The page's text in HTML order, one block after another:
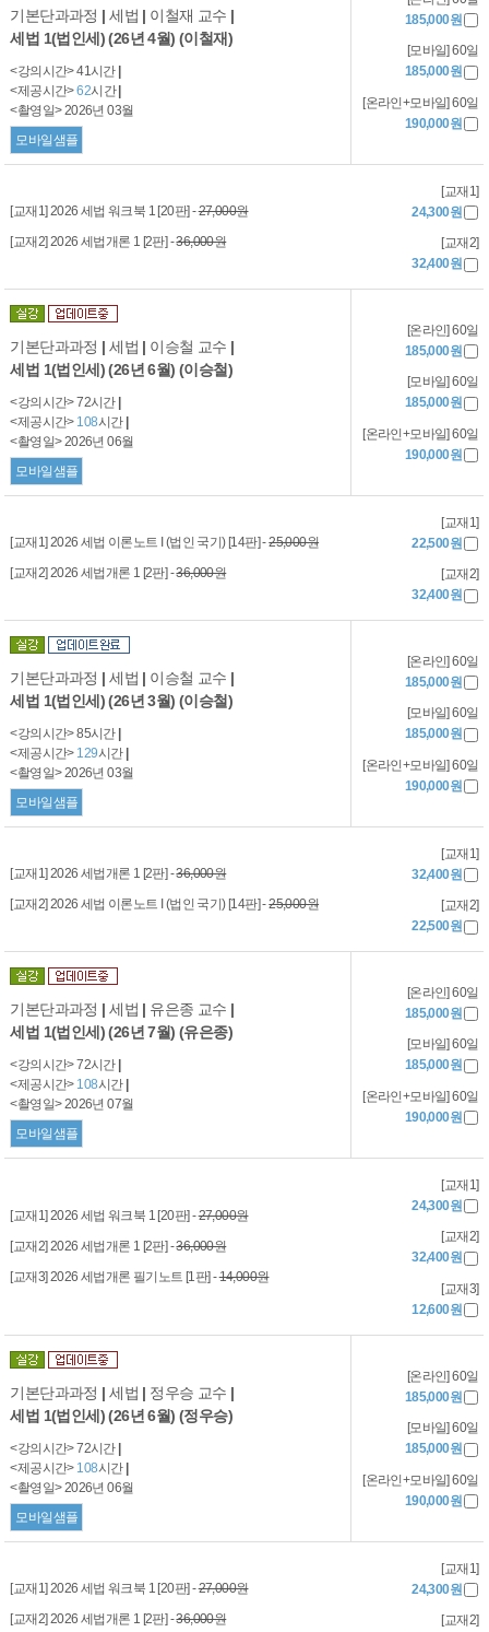
기본단과과정 | 세법 | 이철재 교수 |
세법 1(법인세) (26년 4월) (이철재)
<강의시간> 41시간
<제공시간>62시간
<촬영일> 2026년 03월
모바일샘플
185,000원
[모바일] 60일
185,000원
[온라인+모바일] 60일
190,000원
[교재1] 2026 세법 워크북 1 [20판] -27,000원
[교재2] 2026 세법개론 1 [2판] -36,000원
[교재1]
24,300원
[교재2]
32,400원
기본단과과정 | 세법 | 이승철 교수 |
세법 1(법인세) (26년 6월) (이승철)
<강의시간> 72시간
<제공시간> 108시간
<촬영일> 2026년 06월
모바일샘플
[온라인] 60일
185,000원
[모바일] 60일
185,000원
[온라인+모바일] 60일
190,000원
[교재1] 2026 세법 이론노트 I (법인 국기) [14판] -25,000원
[교재2] 2026 세법개론 1 [2판] -36,000원
[교재1]
22,500원
[교재2]
32,400원
기본단과과정 | 세법 | 이승철 교수 |
세법 1(법인세) (26년 3월) (이승철)
<강의시간> 85시간
<제공시간> 129시간
<촬영일> 2026년 03월
모바일샘플
[온라인] 60일
185,000원
[모바일] 60일
185,000원
[온라인+모바일] 60일
190,000원
[교재1] 2026 세법개론 1 [2판] -36,000원
[교재2] 2026 세법 이론노트 I (법인 국기) [14판] -25,000원
[교재1]
32,400원
[교재2]
22,500원
기본단과과정 | 세법 | 유은종 교수 |
세법 1(법인세) (26년 7월) (유은종)
<강의시간> 72시간
<제공시간> 108시간
<촬영일> 2026년 07월
모바일샘플
[온라인] 60일
185,000원
[모바일] 60일
185,000원
[온라인+모바일] 60일
190,000원
[교재1] 2026 세법 워크북 1 [20판] -27,000원
[교재2] 2026 세법개론 1 [2판] -36,000원
[교재3] 2026 세법개론 필기노트 [1판] -14,000원
[교재1]
24,300원
[교재2]
32,400원
[교재3]
12,600원
기본단과과정 | 세법 | 정우승 교수 |
세법 1(법인세) (26년 6월) (정우승)
<강의시간> 72시간
<제공시간> 108시간
<촬영일> 2026년 06월
모바일샘플
[온라인] 60일
185,000원
[모바일] 60일
185,000원
[온라인+모바일] 60일
190,000원
[교재1] 2026 세법 워크북 1 [20판] -27,000원
[교재2] 2026 세법개론 1 [2판] -36,000원
[교재1]
24,300원
[교재2]